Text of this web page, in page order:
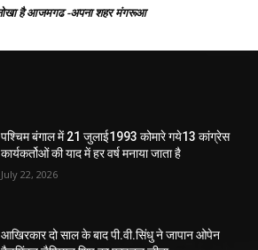
पश्चिम बंगाल में 21 जुलाई1993 कोमारे गये13 कांग्रेस
कार्यकर्तोओं की याद में हर वर्ष मनाया जाता है
July 22, 2026
आखिरकार दो साल के बाद पी.वी.सिंधु ने जापान ओपेन